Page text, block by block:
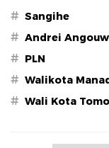
# Sangihe
# Andrei Angouw
# PLN
# Walikota
# Wali Kota